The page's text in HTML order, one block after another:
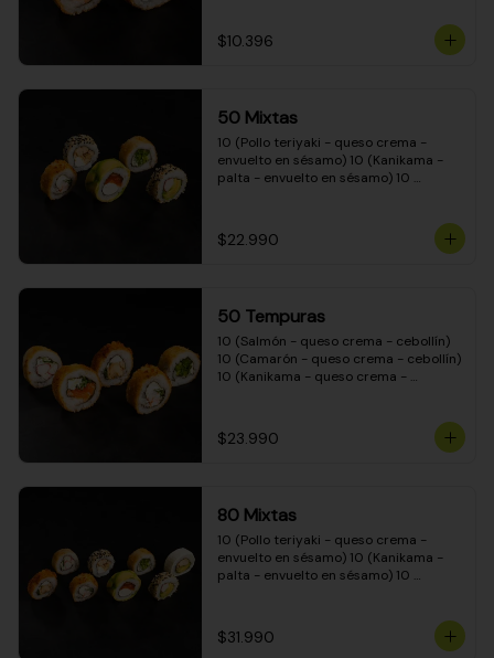
$10.396
50 Mixtas
10 (Pollo teriyaki - queso crema -
envuelto en sésamo) 10 (Kanikama -
palta - envuelto en sésamo) 10
cebollín - envuelto en masa tempura)
10 (Pimentón - queso crema - cebollín
$22.990
50 Tempuras
10 (Salmón - queso crema - cebollín)
10 (Camarón - queso crema - cebollín)
10 (Kanikama - queso crema -
crema - cebollín)
$23.990
80 Mixtas
10 (Pollo teriyaki - queso crema -
envuelto en sésamo) 10 (Kanikama -
palta - envuelto en sésamo) 10
envuelto en queso crema) 10
(Camarón - queso crema - cebollín -
$31.990